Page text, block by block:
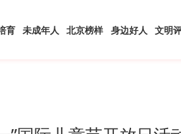
育 未成年人 北京榜样 身边好人 文明